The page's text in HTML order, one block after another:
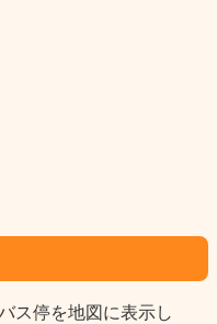
ス停を地図に表示し